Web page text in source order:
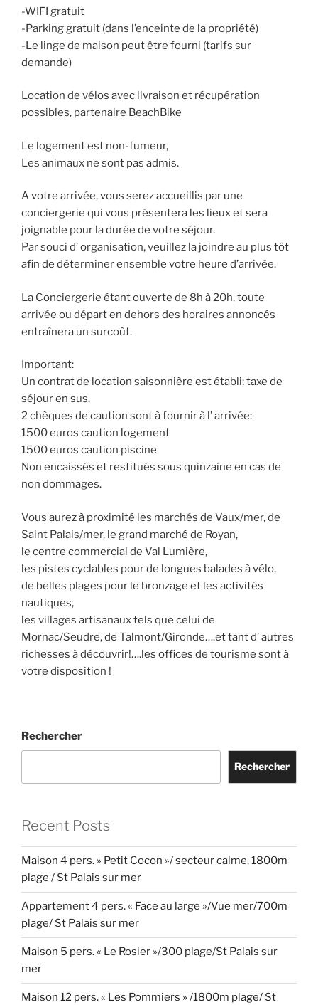
-WIFI gratuit
-Parking gratuit (dans l’enceinte de la propriété)
-Le linge de maison peut être fourni (tarifs sur
demande)
Location de vélos avec livraison et récupération
possibles, partenaire BeachBike
Le logement est non-fumeur,
Les animaux ne sont pas admis.
A votre arrivée, vous serez accueillis par une
conciergerie qui vous présentera les lieux et sera
joignable pour la durée de votre séjour.
Par souci d’ organisation, veuillez la joindre au plus tôt
afin de déterminer ensemble votre heure d’arrivée.
La Conciergerie étant ouverte de 8h à 20h, toute
arrivée ou départ en dehors des horaires annoncés
entraînera un surcoût.
Important:
Un contrat de location saisonnière est établi; taxe de
séjour en sus.
2 chèques de caution sont à fournir à l’ arrivée:
1500 euros caution logement
1500 euros caution piscine
Non encaissés et restitués sous quinzaine en cas de
non dommages.
Vous aurez à proximité les marchés de Vaux/mer, de
Saint Palais/mer, le grand marché de Royan,
le centre commercial de Val Lumière,
les pistes cyclables pour de longues balades à vélo,
de belles plages pour le bronzage et les activités
nautiques,
les villages artisanaux tels que celui de
Mornac/Seudre, de Talmont/Gironde….et tant d’ autres
richesses à découvrir!….les offices de tourisme sont à
votre disposition !
Rechercher
Rechercher
Recent Posts
Maison 4 pers. » Petit Cocon »/ secteur calme, 1800m
plage / St Palais sur mer
Appartement 4 pers. « Face au large »/Vue mer/700m
plage/ St Palais sur mer
Maison 5 pers. « Le Rosier »/300 plage/St Palais sur
mer
Maison 12 pers. « Les Pommiers » /1800m plage/ St